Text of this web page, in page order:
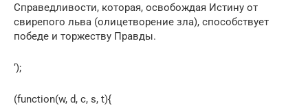
Справедливости, которая, освобождая Истину от
свирепого льва (олицетворение зла), способствует
победе и торжеству Правды.
‘);
(function(w, d, c, s, t){